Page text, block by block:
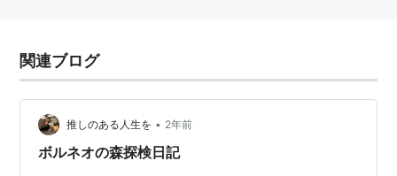
関連ブログ
推しのある人生を • 2年前
ボルネオの森探検日記